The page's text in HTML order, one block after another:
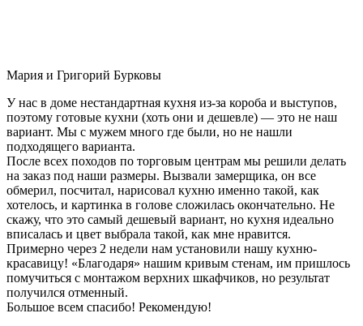
Мария и Григорий Бурковы
У нас в доме нестандартная кухня из-за короба и выступов,
поэтому готовые кухни (хоть они и дешевле) — это не наш
вариант. Мы с мужем много где были, но не нашли
подходящего варианта.
После всех походов по торговым центрам мы решили делать
на заказ под наши размеры. Вызвали замерщика, он все
обмерил, посчитал, нарисовал кухню именно такой, как
хотелось, и картинка в голове сложилась окончательно. Не
скажу, что это самый дешевый вариант, но кухня идеально
вписалась и цвет выбрала такой, как мне нравится.
Примерно через 2 недели нам установили нашу кухню-
красавицу! «Благодаря» нашим кривым стенам, им пришлось
помучиться с монтажом верхних шкафчиков, но результат
получился отменный.
Большое всем спасибо! Рекомендую!